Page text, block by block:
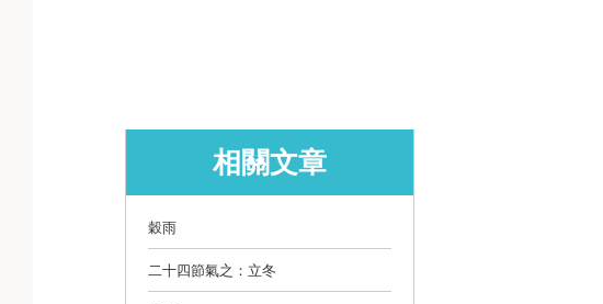
相關文章
穀雨
二十四節氣之：立冬